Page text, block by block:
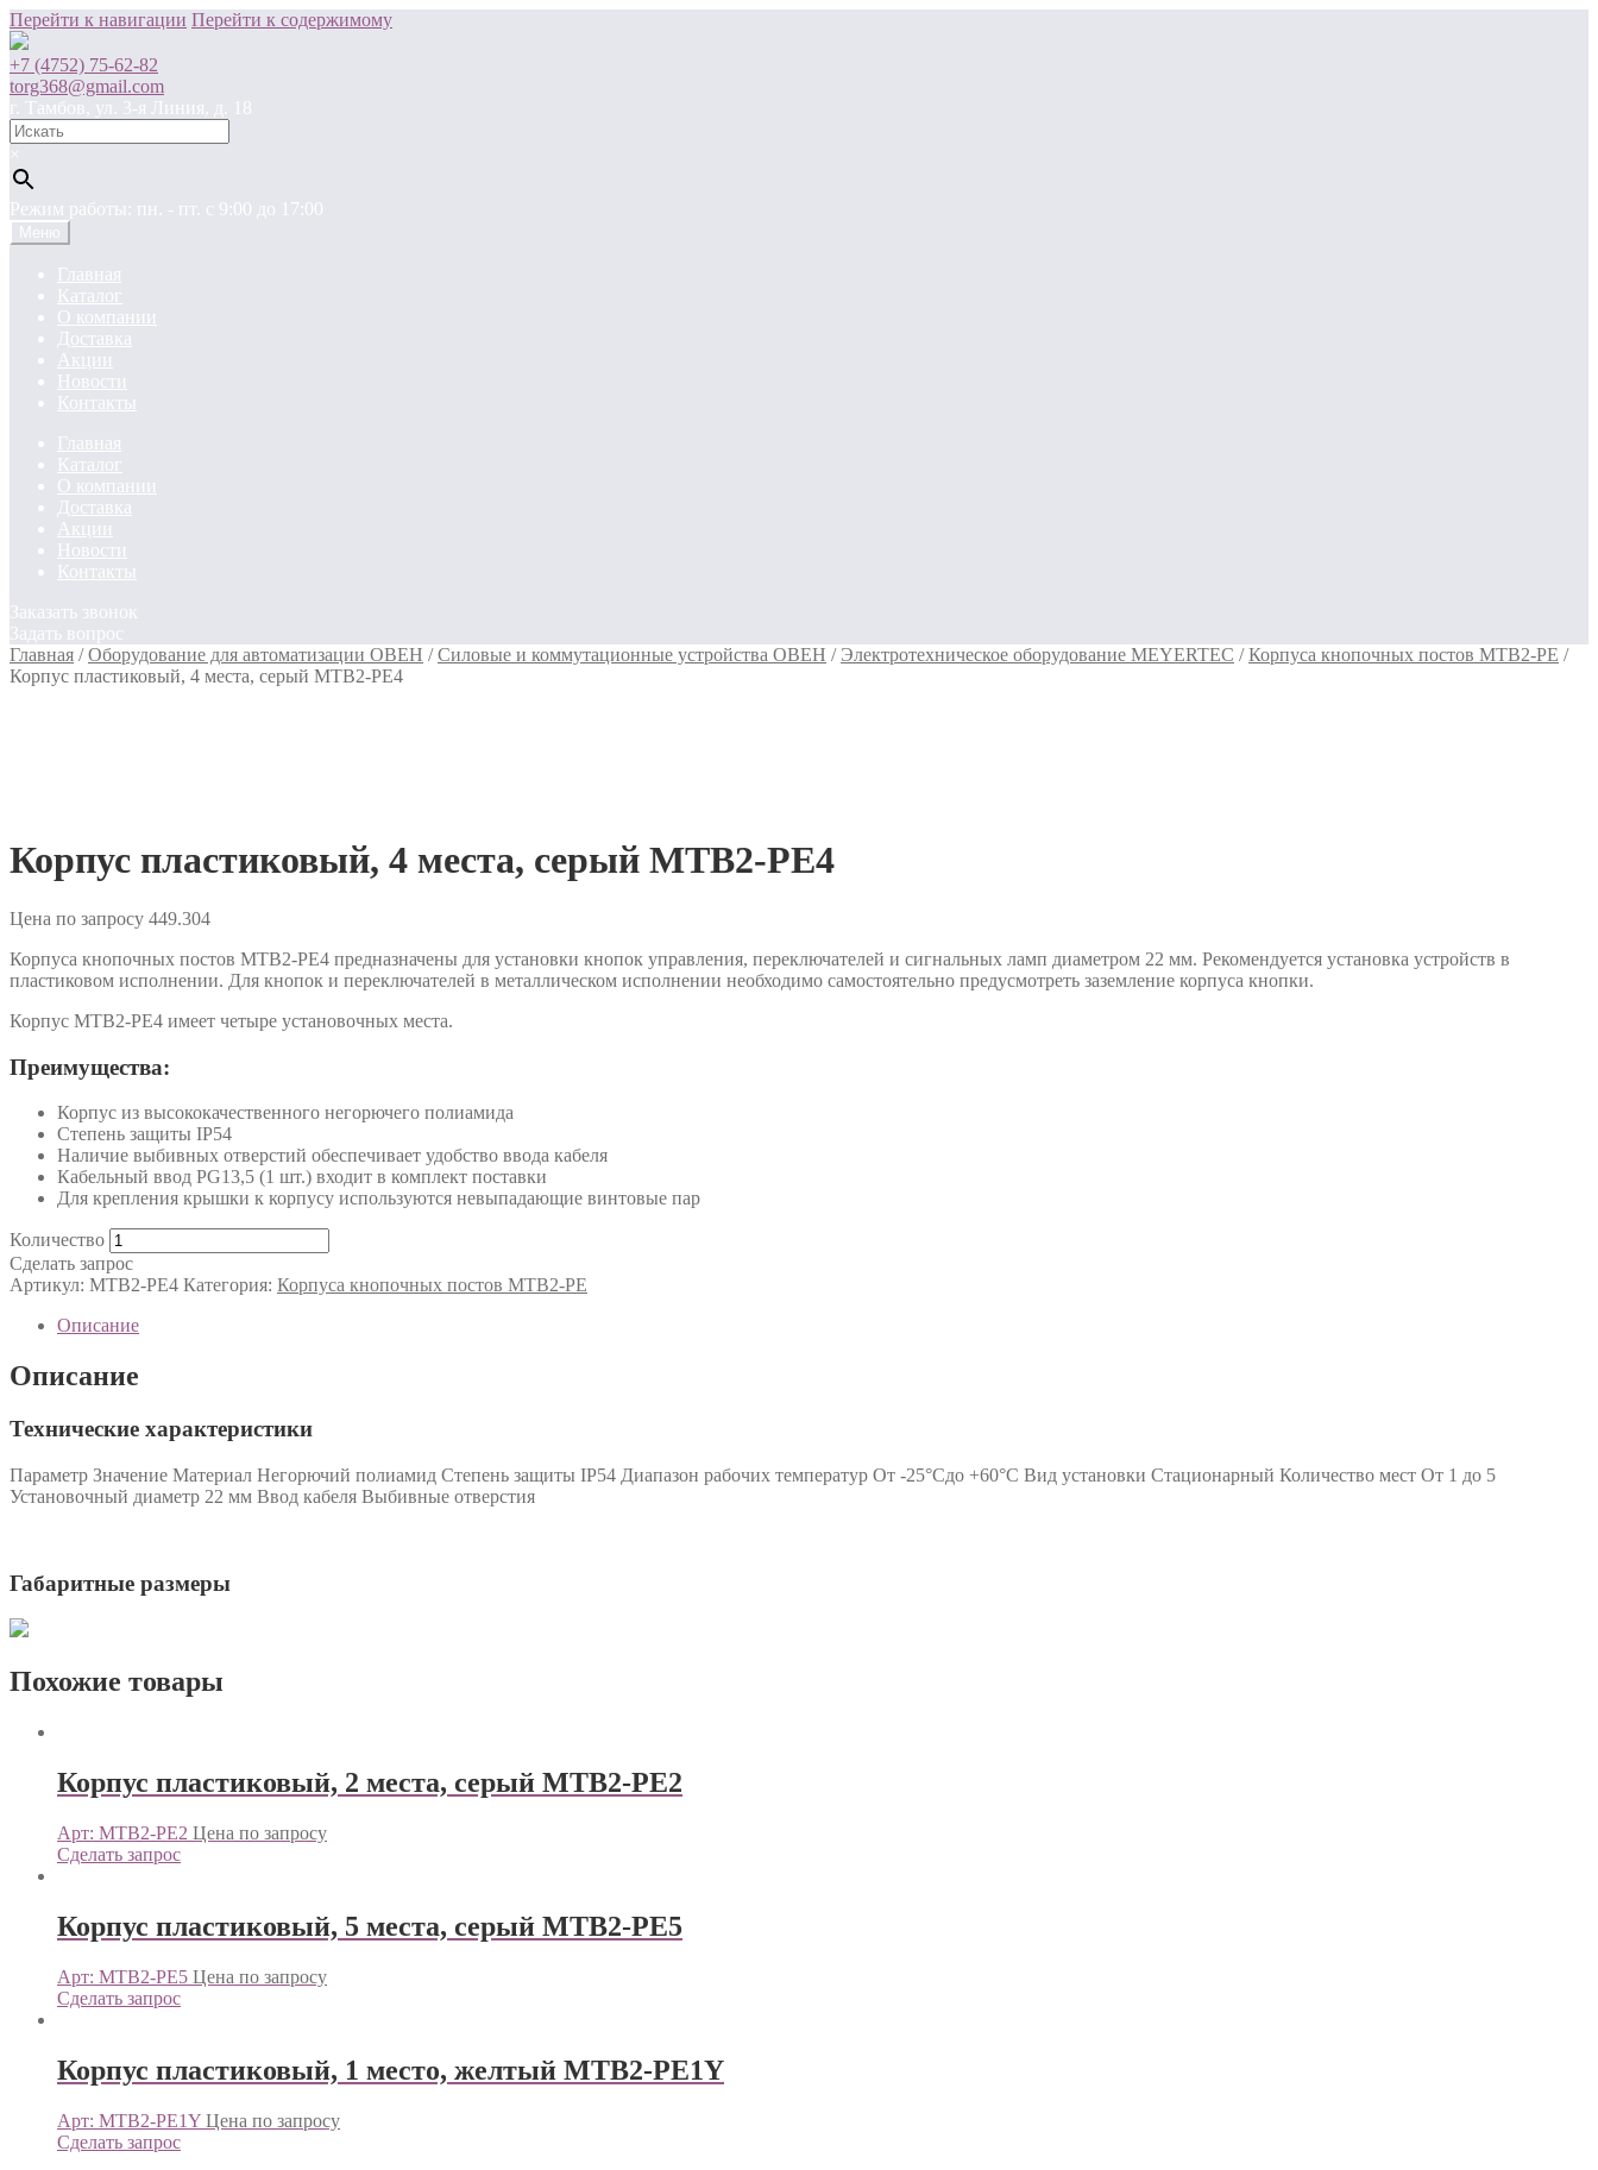
Перейти к навигации Перейти к содержимому
+7 (4752) 75-62-82
torg368@gmail.com
г. Тамбов, ул. 3-я Линия, д. 18
×
Режим работы: пн. - пт. c 9:00 до 17:00
Меню
Главная
Каталог
О компании
Доставка
Акции
Новости
Контакты
Главная
Каталог
О компании
Доставка
Акции
Новости
Контакты
Заказать звонок
Задать вопрос
Главная /Оборудование для автоматизации ОВЕН /Силовые и коммутационные устройства ОВЕН / Электротехническое оборудование MEYERTEC /Корпуса кнопочных постов MTB2-PE /
Корпус пластиковый, 4 места, серый MTB2-PE4
Корпус пластиковый, 4 места, серый MTB2-PE4
Цена по запросу 449.304
Корпуса кнопочных постов MTB2-PE4 предназначены для установки кнопок управления, переключателей и сигнальных ламп диаметром 22 мм. Рекомендуется установка устройств в
пластиковом исполнении. Для кнопок и переключателей в металлическом исполнении необходимо самостоятельно предусмотреть заземление корпуса кнопки.
Корпус MTB2-PE4 имеет четыре установочных места.
Преимущества:
Корпус из высококачественного негорючего полиамида
Степень защиты IP54
Наличие выбивных отверстий обеспечивает удобство ввода кабеля
Кабельный ввод PG13,5 (1 шт.) входит в комплект поставки
Для крепления крышки к корпусу используются невыпадающие винтовые пар
Количество
Сделать запрос
Артикул: MTB2-PE4 Категория: Корпуса кнопочных постов MTB2-PE
Описание
Описание
Технические характеристики
Параметр Значение Материал Негорючий полиамид Степень защиты IP54 Диапазон рабочих температур От -25°Cдо +60°C Вид установки Стационарный Количество мест От 1 до 5
Установочный диаметр 22 мм Ввод кабеля Выбивные отверстия
Габаритные размеры
Похожие товары
Корпус пластиковый, 2 места, серый MTB2-PE2
Арт: MTB2-PE2 Цена по запросу
Сделать запрос
Корпус пластиковый, 5 места, серый MTB2-PE5
Арт: MTB2-PE5 Цена по запросу
Сделать запрос
Корпус пластиковый, 1 место, желтый MTB2-PE1Y
Арт: MTB2-PE1Y Цена по запросу
Сделать запрос